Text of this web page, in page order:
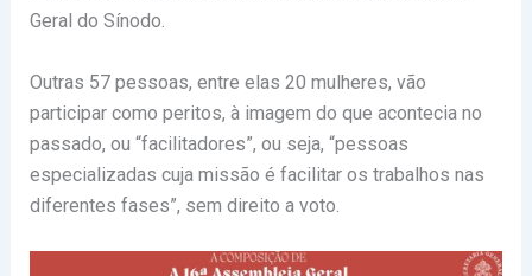
Geral do Sínodo.
Outras 57 pessoas, entre elas 20 mulheres, vão
participar como peritos, à imagem do que acontecia no
passado, ou “facilitadores”, ou seja, “pessoas
especializadas cuja missão é facilitar os trabalhos nas
diferentes fases”, sem direito a voto.